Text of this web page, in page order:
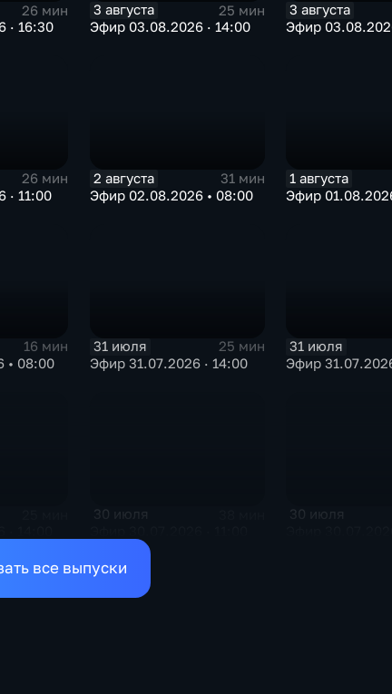
26 мин
· 16:30
3 августа
25 мин
Эфир 03.08.2026 · 14:00
3 августа
Эфир
26 мин
· 11:00
2 августа
31 мин
Эфир 02.08.2026 • 08:00
1 августа
Эфир
16 мин
• 08:00
31 июля
25 мин
Эфир 31.07.2026 · 14:00
31 июля
Эфир
30 июля 30 июля
все выпуски